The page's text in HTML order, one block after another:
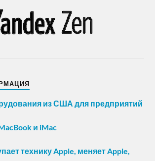
из США для предприятий
и iMac
технику Apple, меняет Apple,